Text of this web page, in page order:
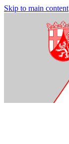
Skip to main content